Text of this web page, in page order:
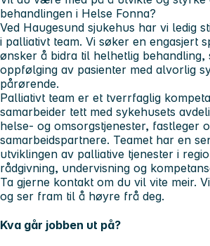
behandlingen i Helse Fonna?
Ved Haugesund sjukehus har vi ledig
i palliativt team. Vi søker en engasjert
ønsker å bidra til helhetlig behandling,
oppfølging av pasienter med alvorlig
pårørende.
Palliativt team er et tverrfaglig
samarbeider tett med sykehusets
helse- og omsorgstjenester, fastleger
samarbeidspartnere. Teamet har en
utviklingen av palliative tjenester i
rådgivning, undervisning og
Ta gjerne kontakt om du vil vite meir.
og ser fram til å høyre frå deg.
Kva går jobben ut på?